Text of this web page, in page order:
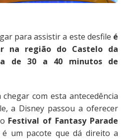
para assistir a este desfile é
na região do Castelo da
de 30 a 40 minutos de
com esta antecedência
a Disney passou a oferecer
Festival of Fantasy Parade
é um pacote que dá direito a